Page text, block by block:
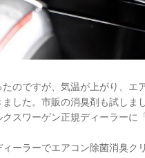
のですが、気温が上がり、
した。市販の消臭剤も試しま
スワーゲン正規ディーラーに「
ーラーでエアコン除菌消臭